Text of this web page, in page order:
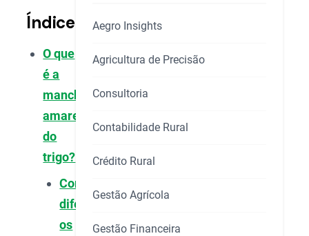
Índice
O que
é a
mancha-
amarela
do
trigo?
Como
diferenciar
os
Aegro Insights
Agricultura de Precisão
Consultoria
Contabilidade Rural
Crédito Rural
Gestão Agrícola
Gestão Financeira